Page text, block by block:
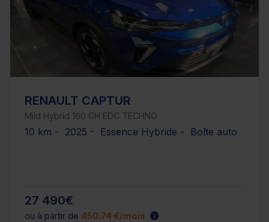
RENAULT CAPTUR
Mild Hybrid 160 CH EDC TECHNO
10 km - 2025 - Essence Hybride - Boîte auto
27 490€
ou à partir de 450.74 €/mois